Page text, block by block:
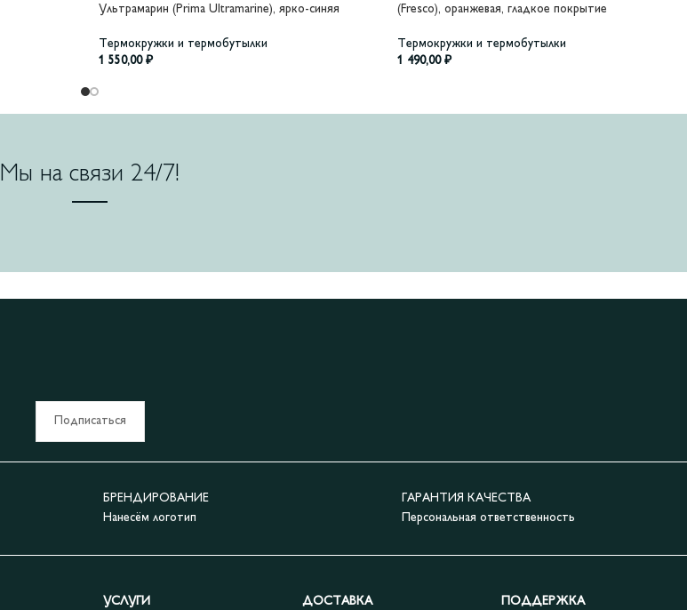
Ультрамарин (Prima Ultramarine), ярко-синяя
Термокружки и термобутылки
1 550,00 ₽
(Fresco), оранжевая, гладкое покрытие
Термокружки и термобутылки
1 490,00 ₽
Мы на связи 24/7!
Подписаться
БРЕНДИРОВАНИЕ
Нанесём логотип
ГАРАНТИЯ КАЧЕСТВА
Персональная ответственность
УСЛУГИ ДОСТАВКА ПОДДЕРЖКА